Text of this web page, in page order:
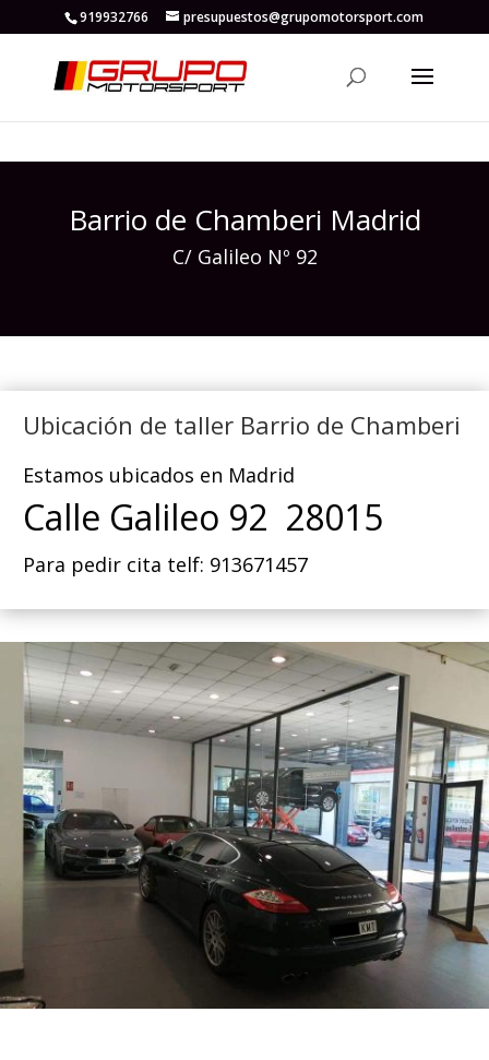
919932766 presupuestos@grupomotorsport.com
Barrio de Chamberi Madrid
C/ Galileo Nº 92
Ubicación de taller Barrio de Chamberi
Estamos ubicados en Madrid
Calle Galileo 92 28015
Para pedir cita telf: 913671457